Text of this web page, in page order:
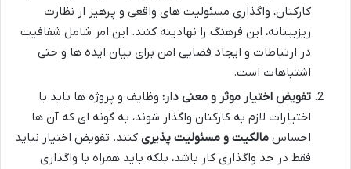
کارکنان، واگذاری مسئولیت های واقعی و پرهیز از نظارت
ریزبینانه، این فرهنگ را نهادینه کنند. این امر شامل شفافیت
در ارتباطات و ایجاد فضایی امن برای بیان ایده ها و حتی
اشتباهات است.
تفویض اختیار موثر و معنی دار: وظایف و پروژه ها باید با
اختیارات لازم به کارکنان واگذار شوند، به گونه ای که آن ها
احساس مالکیت و مسئولیت پذیری کنند. تفویض اختیار نباید
فقط در حد واگذاری کار باشد، بلکه باید همراه با واگذاری